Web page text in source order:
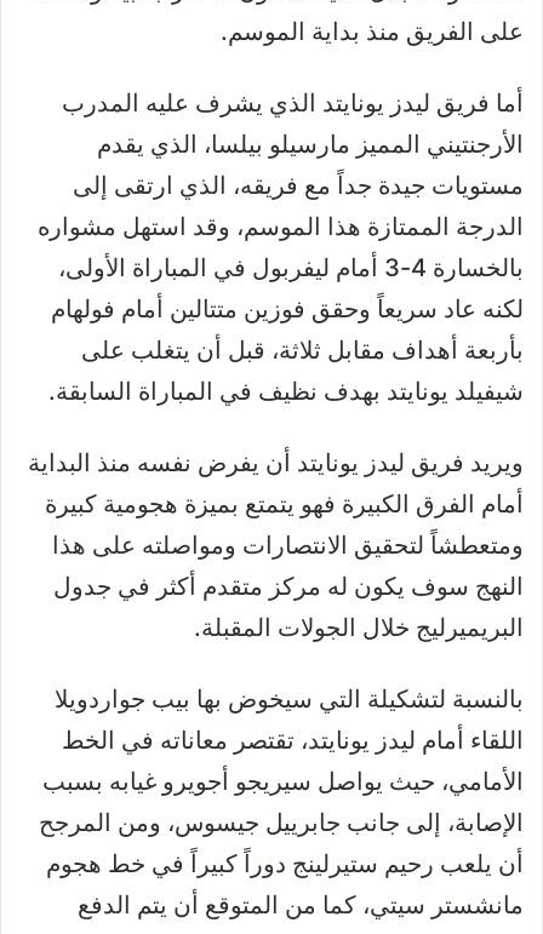
على الفريق منذ بداية الموسم.
أما فريق ليدز يونايتد الذي يشرف عليه المدرب
الأرجنتيني المميز مارسيلو بيلسا، الذي يقدم
مستويات جيدة جداً مع فريقه، الذي ارتقى إلى
الدرجة الممتازة هذا الموسم، وقد استهل مشواره
بالخسارة 4-3 أمام ليفربول في المباراة الأولى،
لكنه عاد سريعاً وحقق فوزين متتالين أمام فولهام
بأربعة أهداف مقابل ثلاثة، قبل أن يتغلب على
شيفيلد يونايتد بهدف نظيف في المباراة السابقة.
ويريد فريق ليدز يونايتد أن يفرض نفسه منذ البداية
أمام الفرق الكبيرة فهو يتمتع بميزة هجومية كبيرة
ومتعطشاً لتحقيق الانتصارات ومواصلته على هذا
النهج سوف يكون له مركز متقدم أكثر في جدول
البريميرليج خلال الجولات المقبلة.
بالنسبة لتشكيلة التي سيخوض بها بيب جواردويلا
اللقاء أمام ليدز يونايتد، تقتصر معاناته في الخط
الأمامي، حيث يواصل سيريجو أجويرو غيابه بسبب
الإصابة، إلى جانب جابرييل جيسوس، ومن المرجح
أن يلعب رحيم ستيرلينج دوراً كبيراً في خط هجوم
مانشستر سيتي، كما من المتوقع أن يتم الدفع